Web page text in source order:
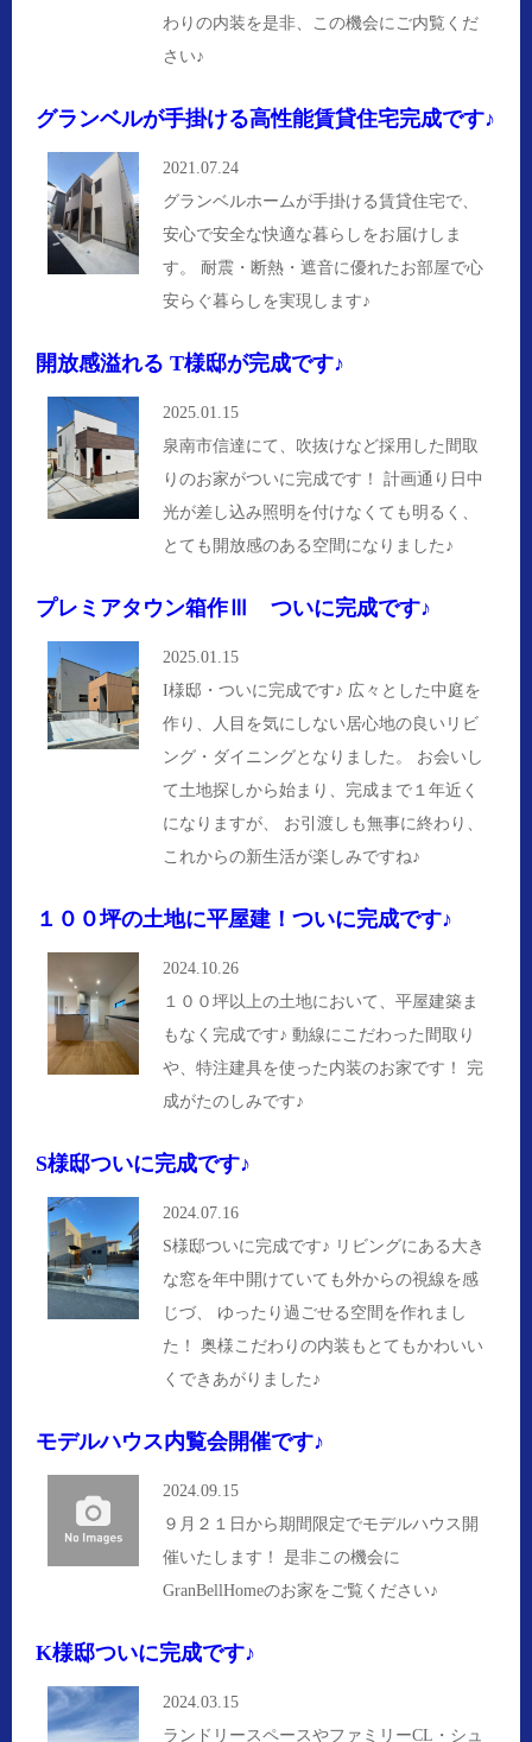
わりの内装を是非、この機会にご内覧くだ
さい♪
グランベルが手掛ける高性能賃貸住宅完成です♪
2021.07.24
グランベルホームが手掛ける賃貸住宅で、
安心で安全な快適な暮らしをお届けしま
す。 耐震・断熱・遮音に優れたお部屋で心
安らぐ暮らしを実現します♪
開放感溢れる T様邸が完成です♪
2025.01.15
泉南市信達にて、吹抜けなど採用した間取
りのお家がついに完成です！ 計画通り日中
光が差し込み照明を付けなくても明るく、
とても開放感のある空間になりました♪
プレミアタウン箱作Ⅲ ついに完成です♪
2025.01.15
I様邸・ついに完成です♪ 広々とした中庭を
作り、人目を気にしない居心地の良いリビ
ング・ダイニングとなりました。 お会いし
て土地探しから始まり、完成まで１年近く
になりますが、 お引渡しも無事に終わり、
これからの新生活が楽しみですね♪
１００坪の土地に平屋建！ついに完成です♪
2024.10.26
１００坪以上の土地において、平屋建築ま
もなく完成です♪ 動線にこだわった間取り
や、特注建具を使った内装のお家です！ 完
成がたのしみです♪
S様邸ついに完成です♪
2024.07.16
S様邸ついに完成です♪ リビングにある大き
な窓を年中開けていても外からの視線を感
じづ、 ゆったり過ごせる空間を作れまし
た！ 奥様こだわりの内装もとてもかわいい
くできあがりました♪
モデルハウス内覧会開催です♪
2024.09.15
９月２１日から期間限定でモデルハウス開
催いたします！ 是非この機会に
GranBellHomeのお家をご覧ください♪
K様邸ついに完成です♪
2024.03.15
ランドリースペースやファミリーCL・シュ